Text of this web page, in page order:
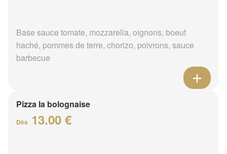
Base sauce tomate, mozzarella, oignons, boeuf
haché, pommes de terre, chorizo, poivrons, sauce
barbecue
Pizza la bolognaise
Dès 13.00 €